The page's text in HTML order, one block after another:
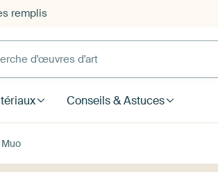
remplis
d'œuvres d'art
Conseils & Astuces